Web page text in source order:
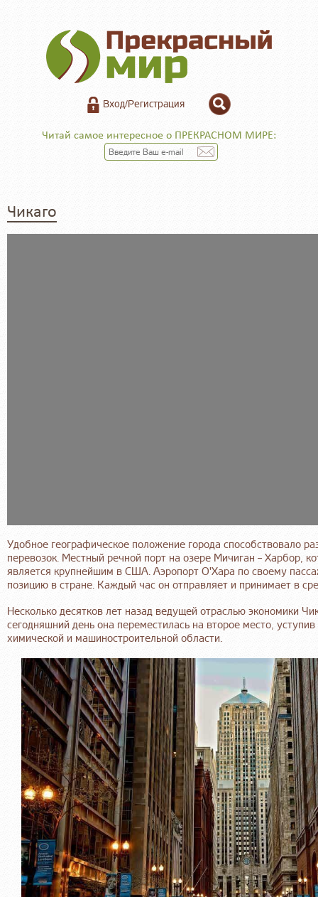
Вход/Регистрация
Читай самое интересное о ПРЕКРАСНОМ МИРЕ:
Чикаго
Удобное географическое положение города способствовало
перевозок. Местный речной порт на озере Мичиган – Харбор,
является крупнейшим в США. Аэропорт О'Хара по своему
позицию в стране. Каждый час он отправляет и принимает в
Несколько десятков лет назад ведущей отраслью экономики
сегодняшний день она переместилась на второе место,
химической и машиностроительной области.